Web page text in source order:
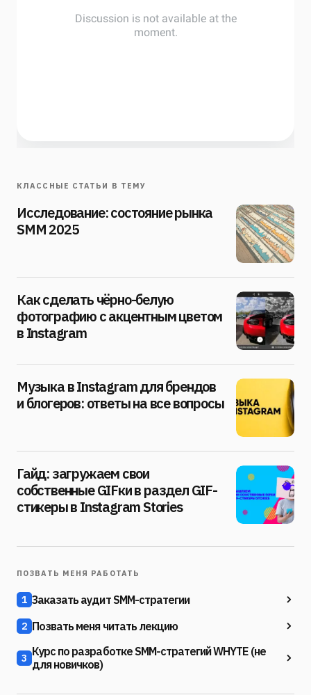
КЛАССНЫЕ СТАТЬИ В ТЕМУ
Исследование: состояние рынка
SMM 2025
Как сделать чёрно-белую
фотографию с акцентным цветом
в Instagram
Музыка в Instagram для брендов
и блогеров: ответы на все вопросы
Гайд: загружаем свои
собственные GIFки в раздел GIF-
стикеры в Instagram Stories
ПОЗВАТЬ МЕНЯ РАБОТАТЬ
1 Заказать аудит SMM-стратегии
2 Позвать меня читать лекцию
3 Курс по разработке SMM-стратегий WHYTE (не
для новичков)